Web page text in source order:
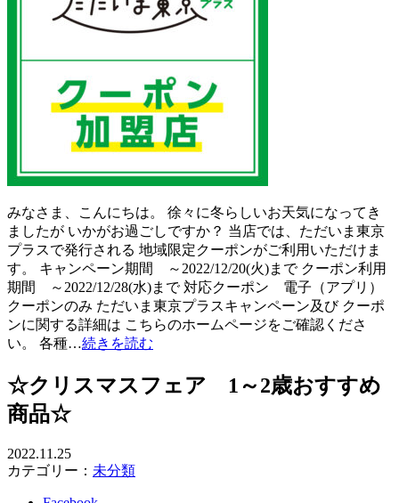
みなさま、こんにちは。 徐々に冬らしいお天気になってき
ましたが いかがお過ごしですか？ 当店では、ただいま東京
プラスで発行される 地域限定クーポンがご利用いただけま
す。 キャンペーン期間 ～2022/12/20(火)まで クーポン利用
期間 ～2022/12/28(水)まで 対応クーポン 電子（アプリ）
クーポンのみ ただいま東京プラスキャンペーン及び クーポ
ンに関する詳細は こちらのホームページをご確認くださ
い。 各種…続きを読む
☆クリスマスフェア 1～2歳おすすめ
商品☆
2022.11.25
カテゴリー： 未分類